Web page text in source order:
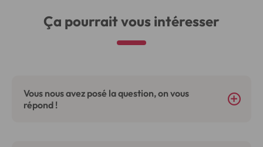
Ça pourrait vous intéresser
Vous nous avez posé la question, on vous
répond !